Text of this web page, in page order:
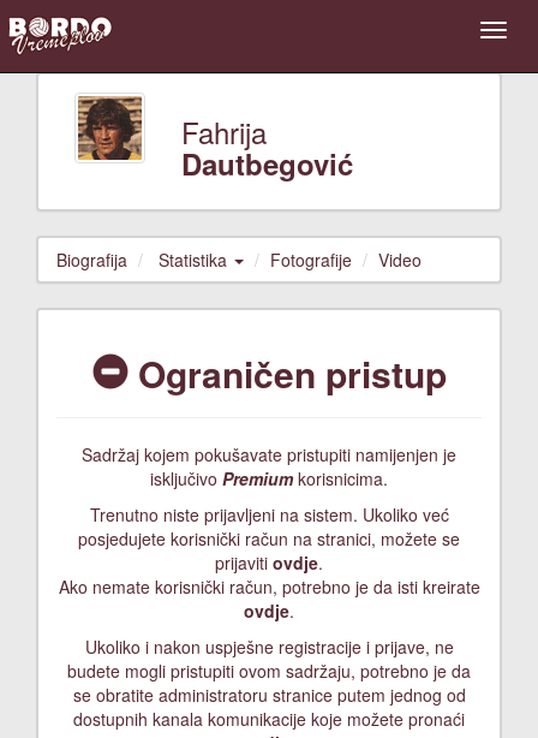
Fahrija
Dautbegović
Biografija Statistika Fotografije Video
Ograničen pristup
Sadržaj kojem pokušavate pristupiti namijenjen je
isključivo Premiumkorisnicima.
Trenutno niste prijavljeni na sistem. Ukoliko već
posjedujete korisnički račun na stranici, možete se
prijaviti ovdje.
Ako nemate korisnički račun, potrebno je da isti kreirate
ovdje.
Ukoliko i nakon uspješne registracije i prijave, ne
budete mogli pristupiti ovom sadržaju, potrebno je da
se obratite administratoru stranice putem jednog od
dostupnih kanala komunikacije koje možete pronaći